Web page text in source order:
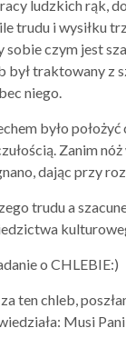
ludzkich rąk,
trudu i wysiłku
sobie czym jest
był traktowany z
niego.
było
Zanim
dając przy
trudu a
o CHLEBIE:)
ten chleb,
Musi